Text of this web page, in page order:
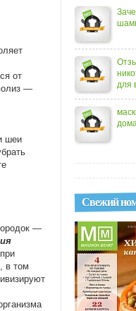
от
—
шеи
—
в том
для
Свежий